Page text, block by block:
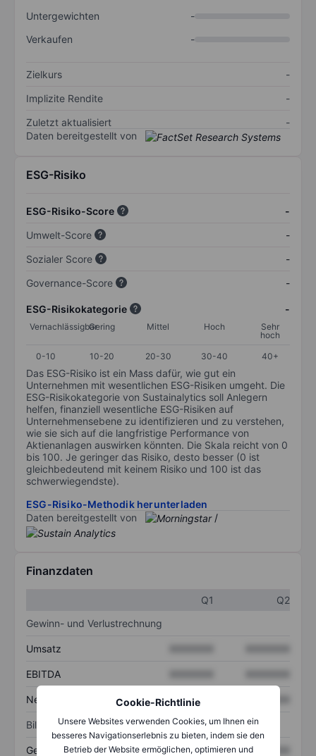
Cookie-Richtlinie
Unsere Websites verwenden Cookies, um Ihnen ein
besseres Navigationserlebnis zu bieten, indem sie den
Betrieb der Website ermöglichen, optimieren und
Untergewichten
-
Verkaufen
-
Zielkurs
-
Implizite Rendite
-
Zuletzt aktualisiert
-
Daten bereitgestellt von
ESG-Risiko
ESG-Risiko-Score
-
Umwelt-Score
-
Sozialer Score
-
Governance-Score
-
ESG-Risikokategorie -
VernachlässigbarGering Mittel Hoch
Sehr
hoch
0-10
10-20 20-30 30-40 40+
Das ESG-Risiko ist ein Mass dafür, wie gut ein
Unternehmen mit wesentlichen ESG-Risiken umgeht. Die
ESG-Risikokategorie von Sustainalytics soll Anlegern
helfen, finanziell wesentliche ESG-Risiken auf
Unternehmensebene zu identifizieren und zu verstehen,
wie sie sich auf die langfristige Performance von
Aktienanlagen auswirken könnten. Die Skala reicht von 0
bis 100. Je geringer das Risiko, desto besser (0 ist
gleichbedeutend mit keinem Risiko und 100 ist das
schwerwiegendste).
ESG-Risiko-Methodik herunterladen
Daten bereitgestellt von
/
Finanzdaten
Q1
Q2
Gewinn- und Verlustrechnung
Umsatz
EBITDA
Nettoeinkommen XXXXXXX
Bilanz
Gesamtvermögen XXXXXXX XXXXXXX